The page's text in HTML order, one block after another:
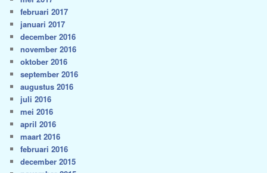
februari 2017
januari 2017
december 2016
november 2016
oktober 2016
september 2016
augustus 2016
juli 2016
mei 2016
april 2016
maart 2016
februari 2016
december 2015